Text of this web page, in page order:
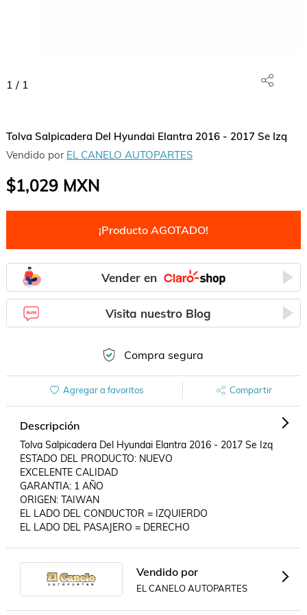
1 / 1
Tolva Salpicadera Del Hyundai Elantra 2016 - 2017 Se Izq
Vendido por EL CANELO AUTOPARTES
$1,029MXN
¡Producto AGOTADO!
Vender en
Visita nuestro Blog
Compra segura
Agregar a favoritos Compartir
Descripción
Tolva Salpicadera Del Hyundai Elantra 2016 - 2017 Se Izq
ESTADO DEL PRODUCTO: NUEVO
EXCELENTE CALIDAD
GARANTIA: 1 AÑO
ORIGEN: TAIWAN
EL LADO DEL CONDUCTOR = IZQUIERDO
EL LADO DEL PASAJERO = DERECHO
Vendido por
EL CANELO AUTOPARTES